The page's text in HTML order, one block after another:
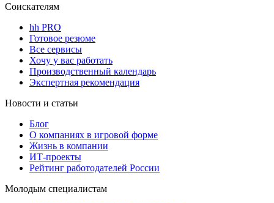
Соискателям
hh PRO
Готовое резюме
Все сервисы
Хочу у вас работать
Производственный календарь
Экспертная рекомендация
Новости и статьи
Блог
О компаниях в игровой форме
Жизнь в компании
ИТ-проекты
Рейтинг работодателей России
Молодым специалистам